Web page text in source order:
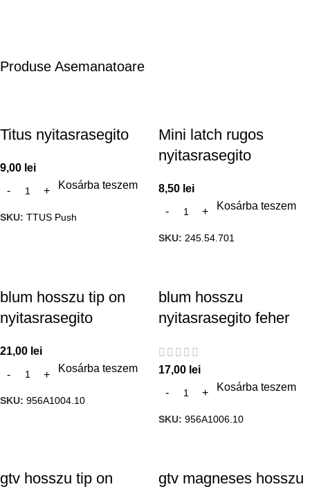
Produse Asemanatoare
Titus nyitasrasegito
9,00 lei
Kosárba teszem
SKU: TTUS Push
Mini latch rugos
nyitasrasegito
8,50 lei
Kosárba teszem
SKU: 245.54.701
blum hosszu tip on
nyitasrasegito
21,00 lei
Kosárba teszem
SKU: 956A1004.10
blum hosszu
nyitasrasegito feher
17,00 lei
Kosárba teszem
SKU: 956A1006.10
gtv hosszu tip on gtv magneses hosszu